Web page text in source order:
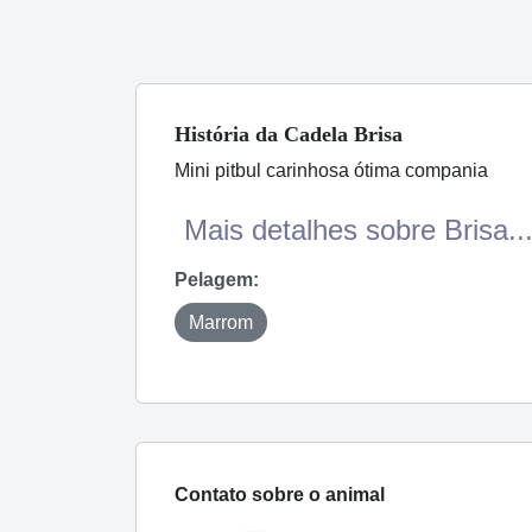
História da Cadela Brisa
Mini pitbul carinhosa ótima compania
Mais detalhes sobre Brisa...
Pelagem:
Marrom
Contato sobre o animal